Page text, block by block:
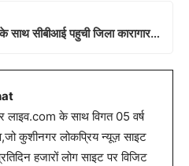
साथ सीबीआई पहुची जिला कारागार…
लाइव.com के साथ विगत 05 वर्ष
कुशीनगर लोकप्रिय न्यूज़ साइट
हजारों लोग साइट पर विजिट